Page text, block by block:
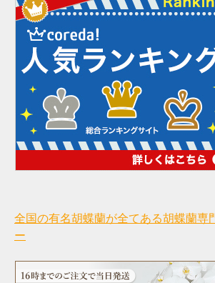
全国の有名胡蝶蘭が全てある胡蝶蘭専
ー